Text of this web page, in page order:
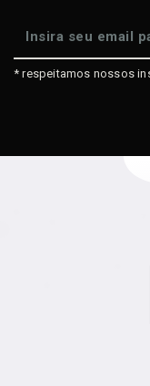
* respeitamos nossos